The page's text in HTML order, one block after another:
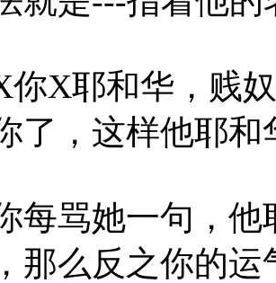
你X耶和华，贱
了，这样他耶
每骂她一句，
那么反之你的